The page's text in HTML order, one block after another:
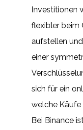
Investitionen
flexibler beim
aufstellen
einer
sich für ein
welche Käufe
Bei Binance